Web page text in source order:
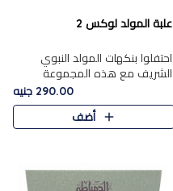
علبة المولد لوكس 2
احتفلوا بنكهات المولد النبوي
الشريف مع هذه المجموعة
الفاخرة المكونة من 19 قطعة،
والتي تم اختيارها بعناية فائقة لتُبرز
تشكيلة واسعة من الحلويات
290.00 جنيه
أضف